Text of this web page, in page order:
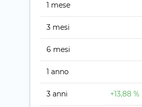
1 mese
3 mesi
6 mesi
1 anno
3 anni +13,88 %